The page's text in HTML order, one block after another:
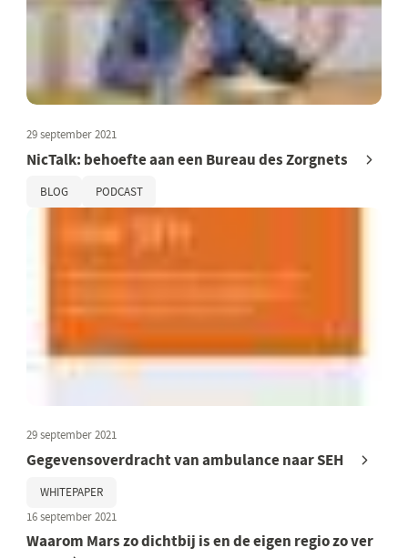
29 september 2021
NicTalk: behoefte aan een Bureau des Zorgnets
BLOG PODCAST
29 september 2021
Gegevensoverdracht van ambulance naar SEH
WHITEPAPER
16 september 2021
Waarom Mars zo dichtbij is en de eigen regio zo ver